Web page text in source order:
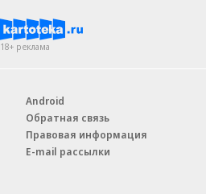
18+ реклама
Android
Обратная связь
Правовая информация
E-mail рассылки